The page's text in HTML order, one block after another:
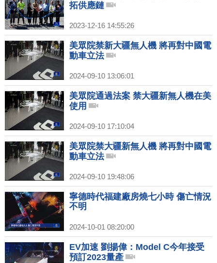
拓供應鏈
2023-12-16 14:55:26
美眾院禁新大疆無人機 將再對中國電
動車立法
2024-09-10 13:06:01
美眾院通過法案 禁大疆新無人機在美
使用
2024-09-10 17:10:04
美眾院禁大疆新無人機 將再對中國電
動車立法
2024-09-10 19:48:06
寧德時代福建廠房燒七小時 傷亡情況
不明
2024-10-01 08:20:00
EV加速 劉揚偉：Model C今年接受
預訂2023量產